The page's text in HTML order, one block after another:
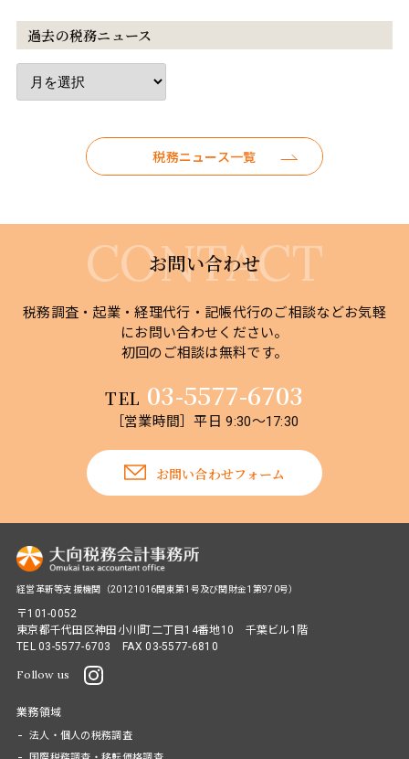
過去の税務ニュース
税務ニュース一覧
お問い合わせ
税務調査・起業・経理代行・記帳代行のご相談などお気軽
にお問い合わせください。
初回のご相談は無料です。
TEL 03-5577-6703
［営業時間］平日 9:30～17:30
お問い合わせフォーム
経営革新等支援機関（20121016関東第1号及び関財金1第970号）
〒101-0052
東京都千代田区神田小川町二丁目14番地10 千葉ビル1階
TEL 03-5577-6703 FAX 03-5577-6810
Follow us
業務領域
法人・個人の税務調査